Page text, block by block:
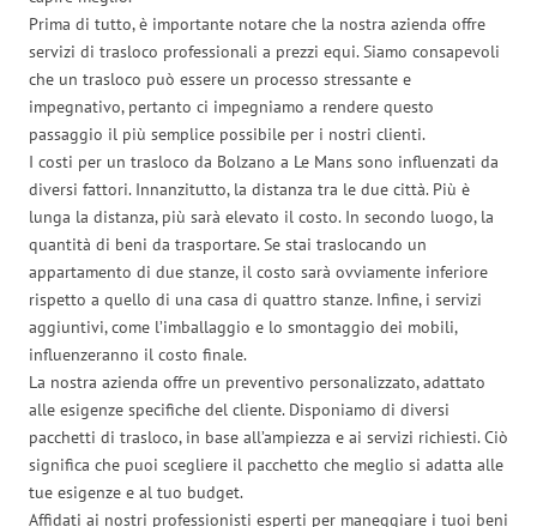
Prima di tutto, è importante notare che la nostra azienda offre
servizi di trasloco professionali a prezzi equi. Siamo consapevoli
che un trasloco può essere un processo stressante e
impegnativo, pertanto ci impegniamo a rendere questo
passaggio il più semplice possibile per i nostri clienti.
I costi per un trasloco da Bolzano a Le Mans sono influenzati da
diversi fattori. Innanzitutto, la distanza tra le due città. Più è
lunga la distanza, più sarà elevato il costo. In secondo luogo, la
quantità di beni da trasportare. Se stai traslocando un
appartamento di due stanze, il costo sarà ovviamente inferiore
rispetto a quello di una casa di quattro stanze. Infine, i servizi
aggiuntivi, come l’imballaggio e lo smontaggio dei mobili,
influenzeranno il costo finale.
La nostra azienda offre un preventivo personalizzato, adattato
alle esigenze specifiche del cliente. Disponiamo di diversi
pacchetti di trasloco, in base all’ampiezza e ai servizi richiesti. Ciò
significa che puoi scegliere il pacchetto che meglio si adatta alle
tue esigenze e al tuo budget.
Affidati ai nostri professionisti esperti per maneggiare i tuoi beni